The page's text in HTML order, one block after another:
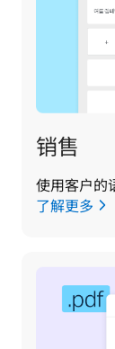
销售
使用客户的
了解更多